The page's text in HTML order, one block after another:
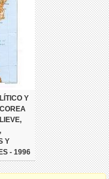
Y
Y
- 1996